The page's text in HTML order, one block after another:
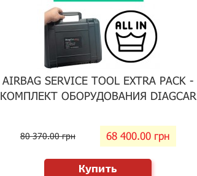
AIRBAG SERVICE TOOL EXTRA PACK -
КОМПЛЕКТ ОБОРУДОВАНИЯ DIAGCAR
80 370.00 грн 68 400.00 грн
Купить